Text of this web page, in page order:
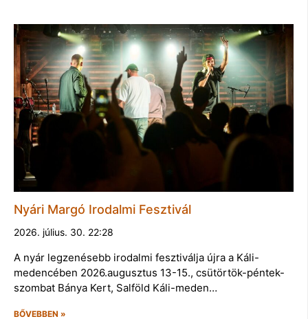
Nyári Margó Irodalmi Fesztivál
2026. július. 30. 22:28
A nyár legzenésebb irodalmi fesztiválja újra a Káli-
medencében 2026.augusztus 13-15., csütörtök-péntek-
szombat Bánya Kert, Salföld Káli-meden…
BŐVEBBEN »